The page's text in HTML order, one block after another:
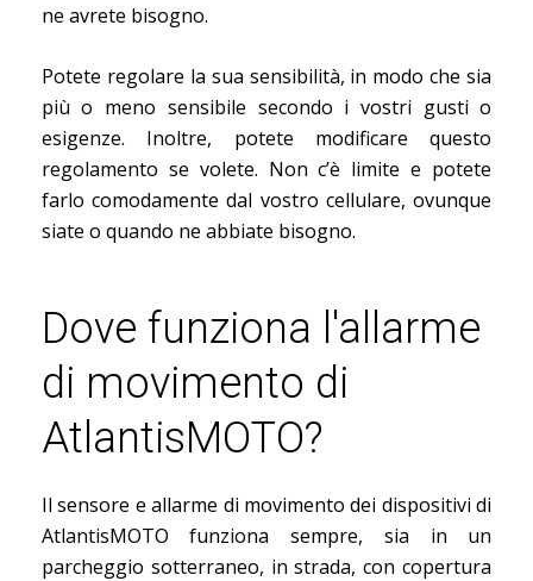
ne avrete bisogno.
Potete regolare la sua sensibilità, in modo che sia
più o meno sensibile secondo i vostri gusti o
esigenze. Inoltre, potete modificare questo
regolamento se volete. Non c’è limite e potete
farlo comodamente dal vostro cellulare, ovunque
siate o quando ne abbiate bisogno.
Dove funziona l'allarme
di movimento di
AtlantisMOTO?
Il sensore e allarme di movimento dei dispositivi di
AtlantisMOTO funziona sempre, sia in un
parcheggio sotterraneo, in strada, con copertura